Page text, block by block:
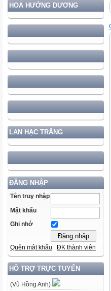
HOA HƯỚNG DƯƠNG
LAN HẠC TRẮNG
ĐĂNG NHẬP
Tên truy nhập
Mật khẩu
Ghi nhớ
Quên mật khẩu ĐK thành viên
HỖ TRỢ TRỰC TUYẾN
(Vũ Hồng Anh)